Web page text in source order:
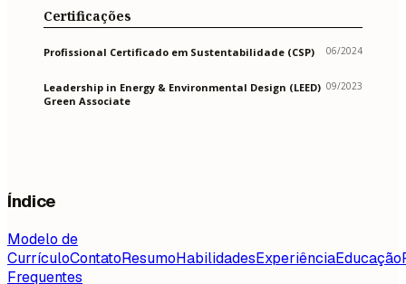
Certificações
Profissional Certificado em Sustentabilidade (CSP) 06/2024
Leadership in Energy & Environmental Design (LEED)
Green Associate
09/2023
Índice
Modelo de
CurrículoContatoResumoHabilidadesExperiênciaEducação
Frequentes